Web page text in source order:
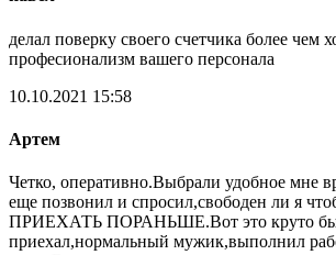
делал поверку своего счетчика более чем
професионализм вашего персонала
10.10.2021 15:58
Артем
Четко, оперативно.Выбрали удобное мне
еще позвонил и спросил,свободен ли я
ПРИЕХАТЬ ПОРАНЬШЕ.Вот это круто
приехал,нормальный мужик,выполнил